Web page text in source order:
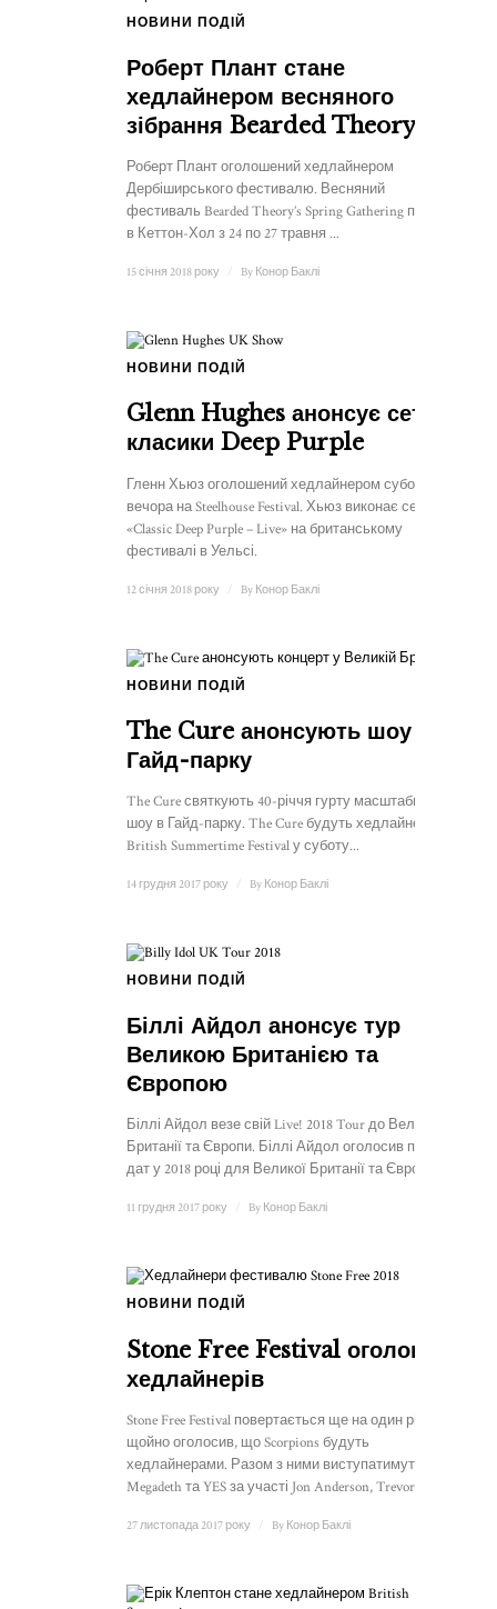
НОВИНИ ПОДІЙ
Роберт Плант стане
хедлайнером весняного
зібрання Bearded Theory
Роберт Плант оголошений хедлайнером
Дербіширського фестивалю. Весняний
фестиваль Bearded Theory’s Spring Gathering пройде
в Кеттон-Хол з 24 по 27 травня ...
15 січня 2018 року By Конор Баклі
НОВИНИ ПОДІЙ
Glenn Hughes анонсує сет
класики Deep Purple
Гленн Хьюз оголошений хедлайнером суботнього
вечора на Steelhouse Festival. Хьюз виконає сет
«Classic Deep Purple – Live» на британському
фестивалі в Уельсі.
12 січня 2018 року By Конор Баклі
НОВИНИ ПОДІЙ
The Cure анонсують шоу в
Гайд-парку
The Cure святкують 40-річчя гурту масштабним
шоу в Гайд-парку. The Cure будуть хедлайнерами
British Summertime Festival у суботу...
14 грудня 2017 року By Конор Баклі
НОВИНИ ПОДІЙ
Біллі Айдол анонсує тур
Великою Британією та
Європою
Біллі Айдол везе свій Live! 2018 Tour до Великої
Британії та Європи. Біллі Айдол оголосив про ряд
дат у 2018 році для Великої Британії та Європи. ...
11 грудня 2017 року By Конор Баклі
НОВИНИ ПОДІЙ
Stone Free Festival оголошує
хедлайнерів
Stone Free Festival повертається ще на один рік і
щойно оголосив, що Scorpions будуть
хедлайнерами. Разом з ними виступатимуть
Megadeth та YES за участі Jon Anderson, Trevor ...
27 листопада 2017 року By Конор Баклі